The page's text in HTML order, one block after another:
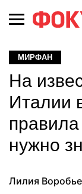
МИРФАН
На
Италии
нужно
Лилия